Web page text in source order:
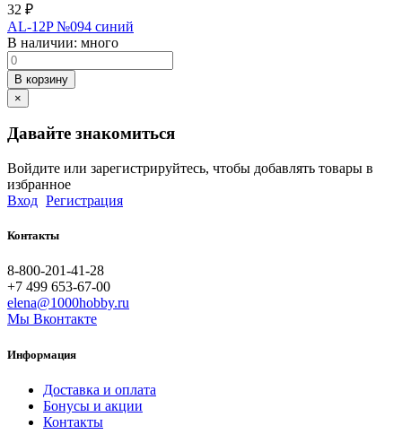
32 ₽
AL-12P №094 синий
В наличии: много
В корзину
×
Давайте знакомиться
Войдите или зарегистрируйтесь, чтобы добавлять товары в
избранное
Вход Регистрация
Контакты
8-800-201-41-28
+7 499 653-67-00
elena@1000hobby.ru
Мы Вконтакте
Информация
Доставка и оплата
Бонусы и акции
Контакты